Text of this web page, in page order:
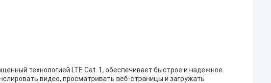
технологией LTE Cat. 1, обеспечивает быстрое и надежное
видео, просматривать веб-страницы и загружать